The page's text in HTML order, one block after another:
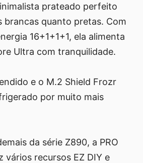
prateado perfeito
brancas quanto pretas. Com
16+1+1+1, ela alimenta
Ultra com tranquilidade.
e o M.2 Shield Frozr
por muito mais
da série Z890, a PRO
vários recursos EZ DIY e